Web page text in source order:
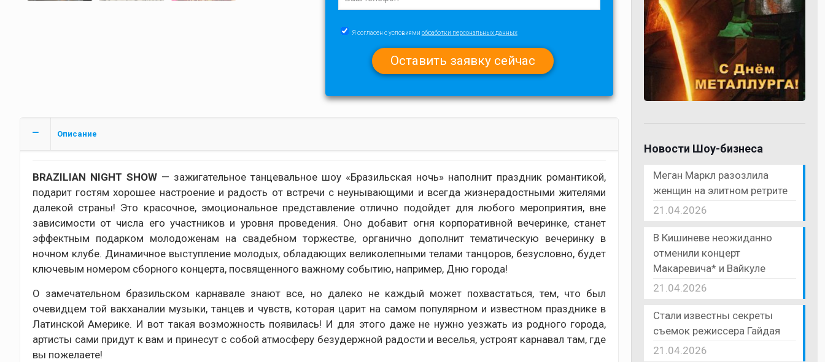
Я согласен с условиями обработки персональных данных
Описание
BRAZILIAN NIGHT SHOW — зажигательное танцевальное шоу «Бразильская ночь» наполнит праздник романтикой,
подарит гостям хорошее настроение и радость от встречи с неунывающими и всегда жизнерадостными жителями
далекой страны! Это красочное, эмоциональное представление отлично подойдет для любого мероприятия, вне
зависимости от числа его участников и уровня проведения. Оно добавит огня корпоративной вечеринке, станет
эффектным подарком молодоженам на свадебном торжестве, органично дополнит тематическую вечеринку в
ночном клубе. Динамичное выступление молодых, обладающих великолепными телами танцоров, безусловно, будет
ключевым номером сборного концерта, посвященного важному событию, например, Дню города!
О замечательном бразильском карнавале знают все, но далеко не каждый может похвастаться, тем, что был
очевидцем той вакханалии музыки, танцев и чувств, которая царит на самом популярном и известном празднике в
Латинской Америке. И вот такая возможность появилась! И для этого даже не нужно уезжать из родного города,
артисты сами придут к вам и принесут с собой атмосферу безудержной радости и веселья, устроят карнавал там, где
вы пожелаете!
Новости Шоу-бизнеса
Меган Маркл разозлила
женщин на элитном ретрите
21.04.2026
В Кишиневе неожиданно
отменили концерт
Макаревича* и Вайкуле
21.04.2026
Стали известны секреты
съемок режиссера Гайдая
21.04.2026